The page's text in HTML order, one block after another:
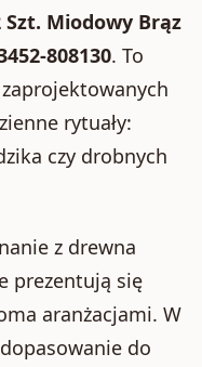
Miodowy Brąz
808130. To
rytuały:
czy drobnych
z drewna
prezentują się
aranżacjami. W
do